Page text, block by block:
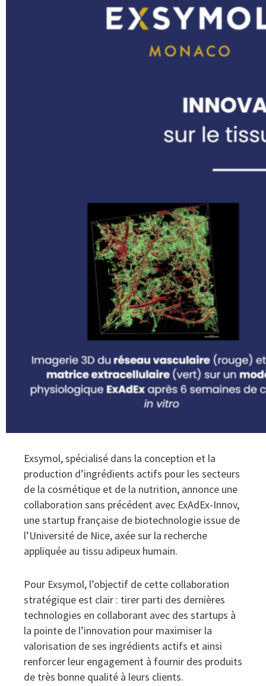
Exsymol, spécialisé dans la conception et la
production d’ingrédients actifs pour les secteurs
de la cosmétique et de la nutrition, annonce une
collaboration sans précédent avec ExAdEx-Innov,
une startup française de biotechnologie issue de
l’Université de Nice, axée sur la recherche
appliquée au tissu adipeux humain.
Pour Exsymol, l’objectif de cette collaboration
stratégique est clair : tirer parti des dernières
technologies en collaborant avec des startups à
la pointe de l’innovation pour maximiser la
valorisation de ses ingrédients actifs et ainsi
renforcer leur engagement à fournir des produits
de très bonne qualité à leurs clients.